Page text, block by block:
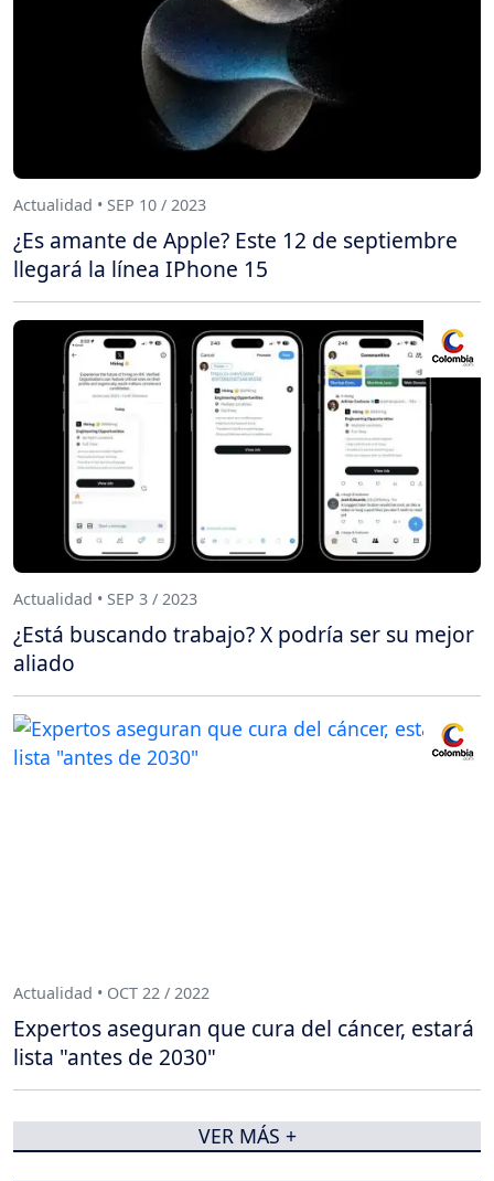
Actualidad • SEP 10 / 2023
¿Es amante de Apple? Este 12 de septiembre
llegará la línea IPhone 15
Actualidad • SEP 3 / 2023
¿Está buscando trabajo? X podría ser su mejor
aliado
Actualidad • OCT 22 / 2022
Expertos aseguran que cura del cáncer, estará
lista "antes de 2030"
VER MÁS +